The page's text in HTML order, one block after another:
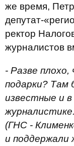
же время,
депутат-
ректор
журналистов
- Разве
подарки? Там
известные и
(ГНС -
и